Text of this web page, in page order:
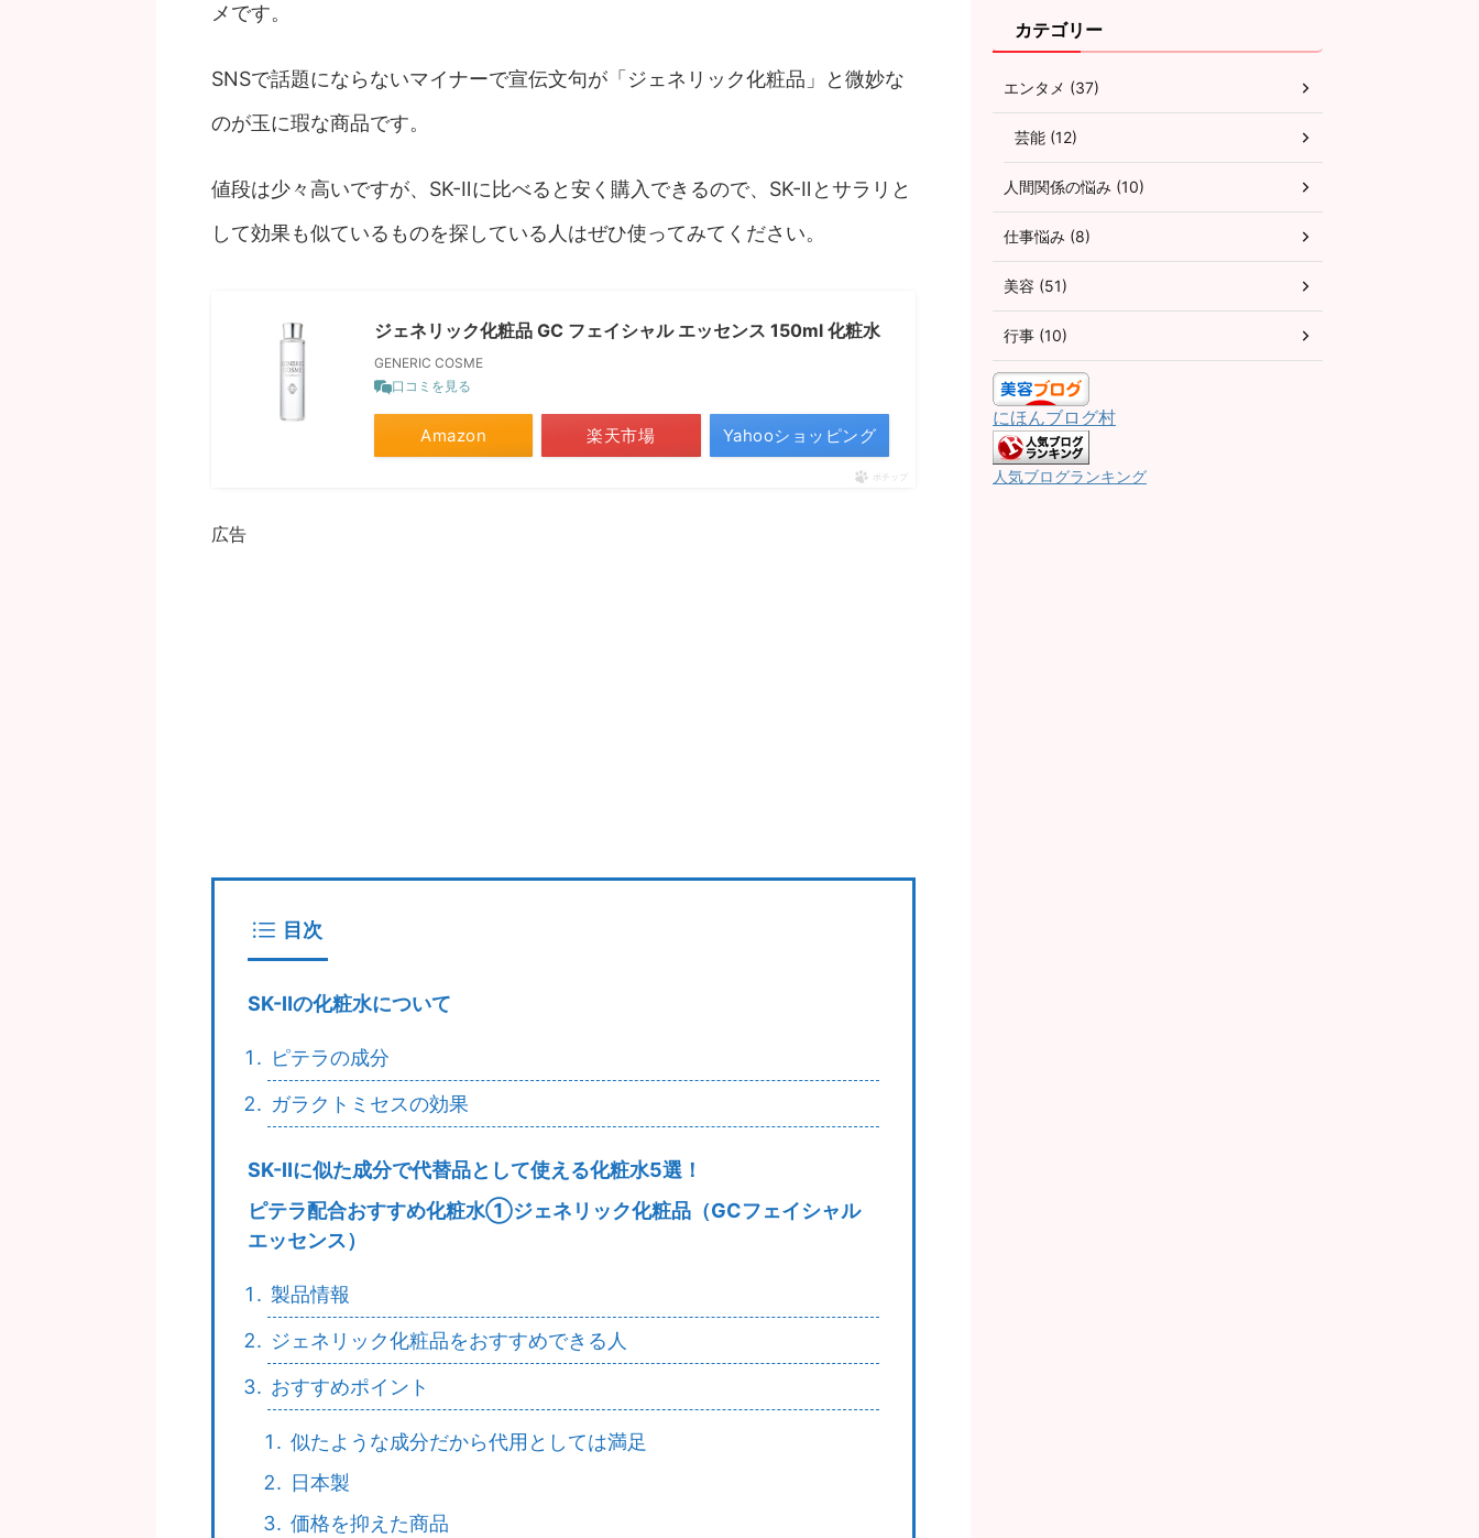
メです。
SNSで話題にならないマイナーで宣伝文句が「ジェネリック化粧品」と微妙な
のが玉に瑕な商品です。
値段は少々高いですが、SK-Ⅱに比べると安く購入できるので、SK-Ⅱとサラリと
して効果も似ているものを探している人はぜひ使ってみてください。
ジェネリック化粧品 GC フェイシャル エッセンス 150ml 化粧水
GENERIC COSME
口コミを見る
Amazon 楽天市場 Yahooショッピング
ポチップ
広告
目次
SK-Ⅱの化粧水について
ピテラの成分
ガラクトミセスの効果
SK-Ⅱに似た成分で代替品として使える化粧水5選！
ピテラ配合おすすめ化粧水①ジェネリック化粧品（GCフェイシャル
エッセンス）
製品情報
ジェネリック化粧品をおすすめできる人
おすすめポイント
似たような成分だから代用としては満足
日本製
価格を抑えた商品
カテゴリー
エンタメ (37)
芸能 (12)
人間関係の悩み (10)
仕事悩み (8)
美容 (51)
行事 (10)
にほんブログ村
人気ブログランキング